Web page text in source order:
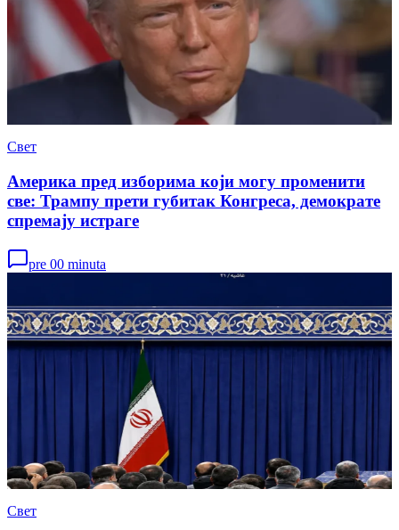
Свет
Америка пред изборима који могу променити
све: Трампу прети губитак Конгреса, демократе
спремају истраге
pre 00 minuta
Свет